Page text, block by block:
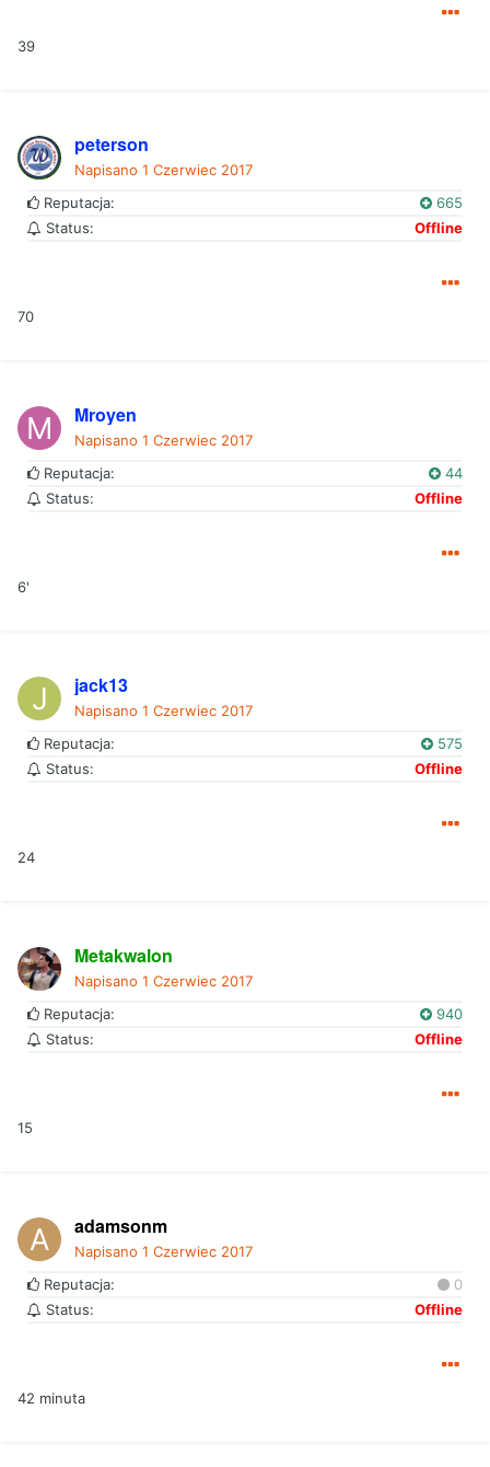
39
peterson
Napisano 1 Czerwiec 2017
Reputacja:
665
Status:
Offline
70
Mroyen
Napisano 1 Czerwiec 2017
Reputacja:
44
Status:
Offline
6'
jack13
Napisano 1 Czerwiec 2017
Reputacja:
575
Status:
Offline
24
Metakwalon
Napisano 1 Czerwiec 2017
Reputacja:
940
Status:
Offline
15
adamsonm
Napisano 1 Czerwiec 2017
Reputacja:
0
Status:
Offline
42 minuta